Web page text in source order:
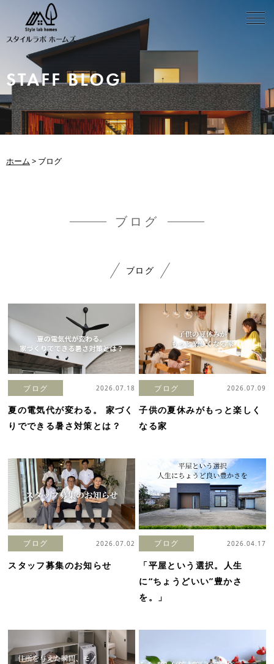
STAFF BLOG
ホーム > ブログ
ブログ
ブログ
ブログ 2026.07.18
夏の電気代が変わる。 家づく
りでできる暑さ対策とは？
ブログ 2026.07.09
子供の夏休みがもっと楽しく
なる家
ブログ 2026.07.02
スタッフ募集のお知らせ
ブログ 2026.04.17
「平屋という選択。人生
に“ちょうどいい”豊かさ
を。」